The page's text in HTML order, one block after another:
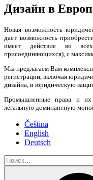
Дизайн в
Новая возможность
дает возможность
имеет действие во
присоединяющихся), с
Мы предлагаем Вам
регистрации, включая
дизайна, и юридическую
Промышленные права и их
легальную доминантную
Čeština
English
Deutsch
Искать: